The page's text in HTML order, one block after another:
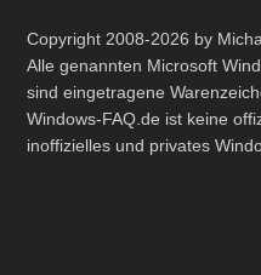
Copyright 2008-2026 by
Alle genannten Microsoft
sind eingetragene
Windows-FAQ.de ist keine
inoffizielles und privates